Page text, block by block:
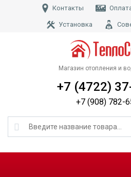
Контакты
Установка
Магазин отопления и
+7 (4722)
+7 (908) 782-